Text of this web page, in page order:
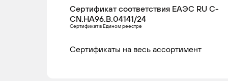
Сертификат соответствия ЕАЭС RU С-
CN.НА96.В.04141/24
Сертификат в Едином реестре
Сертификаты на весь ассортимент